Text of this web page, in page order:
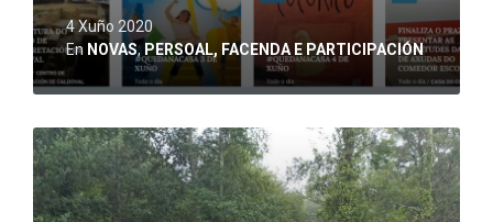
4 Xuño 2020
En NOVAS, PERSOAL, FACENDA E PARTICIPACIÓN
Ler
máis